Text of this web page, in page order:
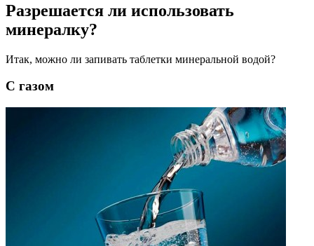
Разрешается ли использовать
минералку?
Итак, можно ли запивать таблетки минеральной водой?
С газом